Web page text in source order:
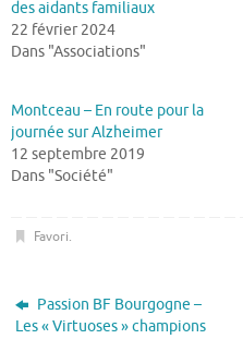
des aidants familiaux
22 février 2024
Dans "Associations"
Montceau – En route pour la
journée sur Alzheimer
12 septembre 2019
Dans "Société"
Favori.
Passion BF Bourgogne –
Les « Virtuoses » champions